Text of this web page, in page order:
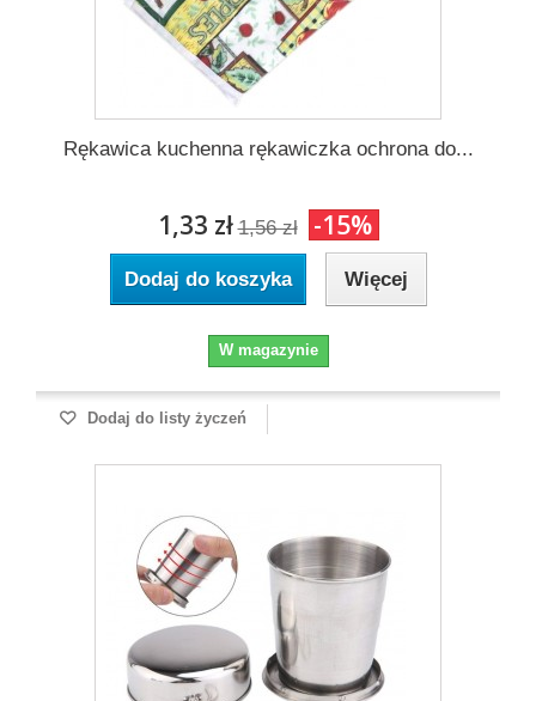
Rękawica kuchenna rękawiczka ochrona do...
1,33 zł 1,56 zł -15%
Dodaj do koszyka Więcej
W magazynie
Dodaj do listy życzeń